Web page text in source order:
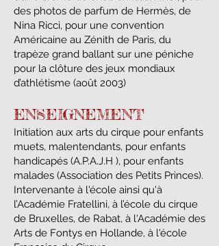
des photos de parfum de Hermès, de
Nina Ricci, pour une convention
Américaine au Zénith de Paris, du
trapèze grand ballant sur une péniche
pour la clôture des jeux mondiaux
d’athlétisme (août 2003)
ENSEIGNEMENT
Initiation aux arts du cirque pour enfants
muets, malentendants, pour enfants
handicapés (A.P.A.J.H ), pour enfants
malades (Association des Petits Princes).
Intervenante à l'école ainsi qu'à
l’Académie Fratellini, à l’école du cirque
de Bruxelles, de Rabat, à l'Académie des
Arts de Fontys en Hollande, à l'école